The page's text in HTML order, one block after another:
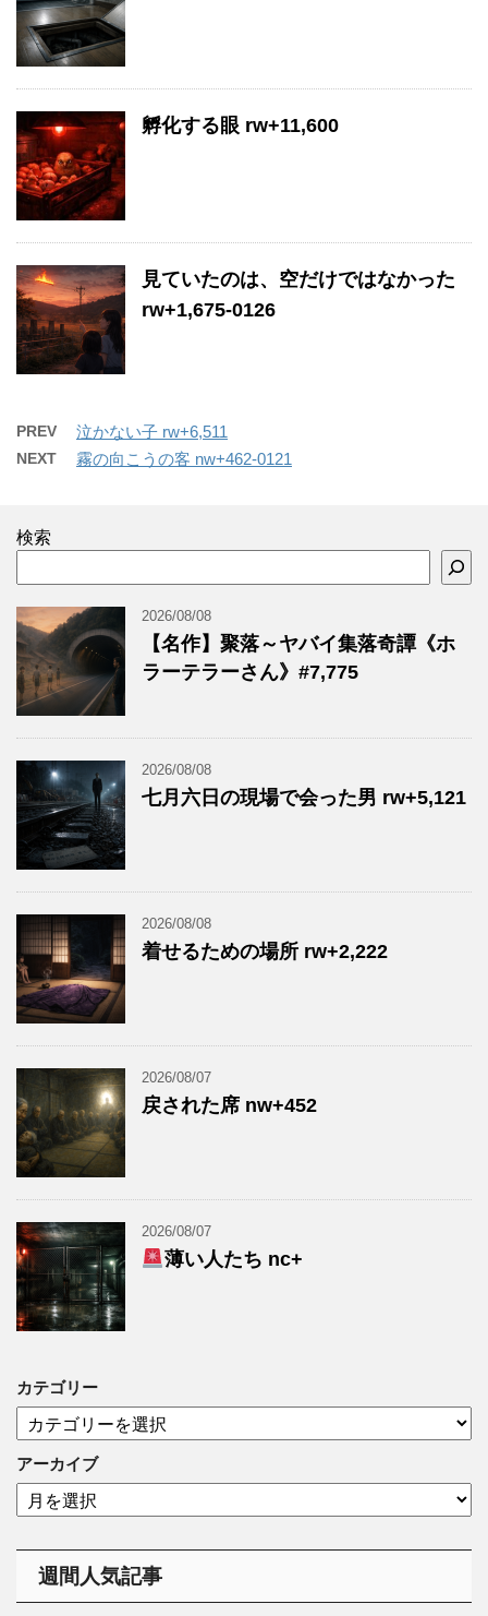
孵化する眼 rw+11,600
見ていたのは、空だけではなかった
rw+1,675-0126
PREV 泣かない子 rw+6,511
NEXT 霧の向こうの客 nw+462-0121
検索
2026/08/08
【名作】聚落～ヤバイ集落奇譚《ホ
ラーテラーさん》#7,775
2026/08/08
七月六日の現場で会った男 rw+5,121
2026/08/08
着せるための場所 rw+2,222
2026/08/07
戻された席 nw+452
2026/08/07
薄い人たち nc+
カテゴリー
テ
ゴ
リ
ー
アーカイブ
ア
ー
週間人気記事